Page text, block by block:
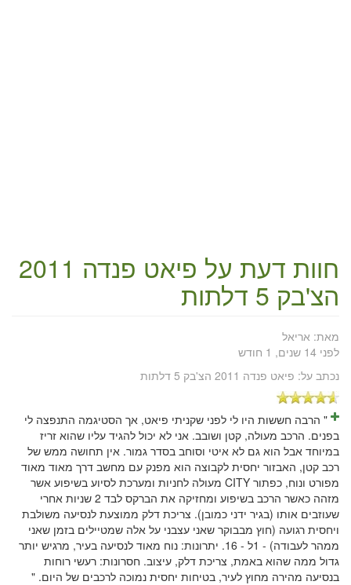
חוות דעת על פיאט פנדה 2011
הצ'בק 5 דלתות
מאת: אריאל
לפני 14 שנים, 1 חודש
נכתב על: פיאט פנדה 2011 הצ'בק 5 דלתות
" הרבה חששות היו לי לפני שקניתי פיאט, אך הסטיגמה התנפצה לי
בפנים. הרכב מעולה, קטן ושובב. אני לא יכול להגיד עליו שהוא זריז
במיוחד אבל הוא גם לא איטי וסוחב בסדר גמור. אין תחושה ממש של
רכב קטן, האבזור יחסית לקבוצה הוא מפנק עם מחשב דרך מאוד מאוד
מפורט ונוח, כפתור CITY מעולה לחניות ומערכת לסיוע בשיפוע אשר
מזהה כאשר הרכב בשיפוע ומחזיקה את הברקס לבד 2 שניות אחרי
שעוזבים אותו (בגיר ידני כמובן). צריכת דלק ממוצעת לנסיעה משולבת
ויחסית רגועה (חוץ מבבוקר שאני עצבני על אלה שמטיילים בזמן שאני
ממהר לעבודה) - 1ל - 16. יתרונות: נוח מאוד לנסיעה בעיר, מרגיש יותר
גדול ממה שהוא באמת, צריכת דלק, עיצוב. חסרונות: רעשי רוחות
בנסיעה מהירה מחוץ לעיר, בטיחות יחסית נמוכה לרכבים של היום. "